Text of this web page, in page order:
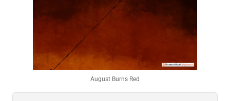
August Burns Red